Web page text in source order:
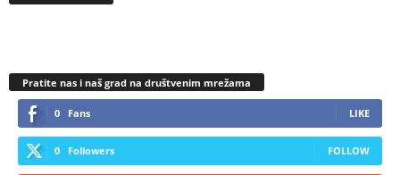
Pratite nas i naš grad na društvenim mrežama
0 Fans LIKE
0 Followers FOLLOW